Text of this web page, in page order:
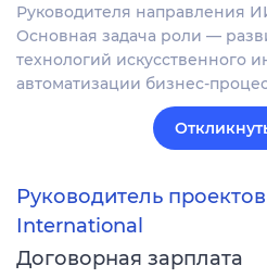
Руководителя направления
Основная задача роли —
технологий искусственного
автоматизации бизнес-
Руководитель
International
Договорная зарплата